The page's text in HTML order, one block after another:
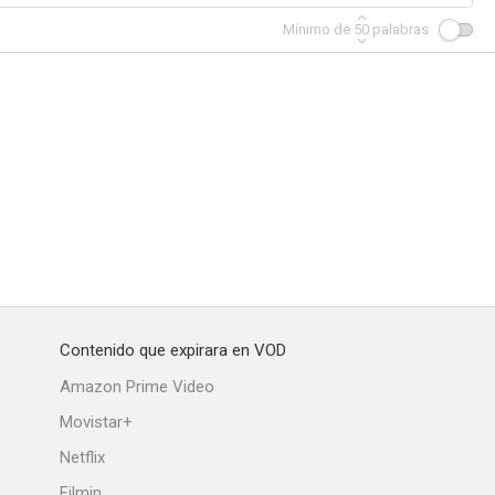
Mínimo de 50 palabras
Contenido que expirara en VOD
Amazon Prime Video
Movistar+
Netflix